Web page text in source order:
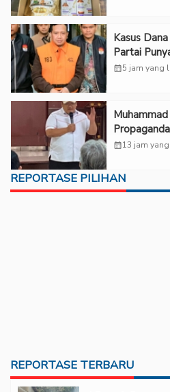
Kasus
Partai
Politik
calendar_month5 jam yang
dan Minta
calendar_month13 jam
REPORTASE PILIHAN
REPORTASE TERBARU